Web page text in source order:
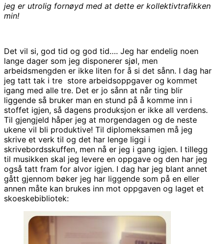
jeg er utrolig fornøyd med at dette er kollektivtrafikken
min!
Det vil si, god tid og god tid…. Jeg har endelig noen
lange dager som jeg disponerer sjøl, men
arbeidsmengden er ikke liten for å si det sånn. I dag har
jeg tatt tak i tre store arbeidsoppgaver og kommet
igang med alle tre. Det er jo sånn at når ting blir
liggende så bruker man en stund på å komme inn i
stoffet igjen, så dagens produksjon er ikke all verdens.
Til gjengjeld håper jeg at morgendagen og de neste
ukene vil bli produktive! Til diplomeksamen må jeg
skrive et verk til og det har lenge liggi i
skrivebordsskuffen, men nå er jeg i gang igjen. I tillegg
til musikken skal jeg levere en oppgave og den har jeg
også tatt fram for alvor igjen. I dag har jeg blant annet
gått gjennom bøker jeg har liggende som på en eller
annen måte kan brukes inn mot oppgaven og laget et
skoeskebibliotek: